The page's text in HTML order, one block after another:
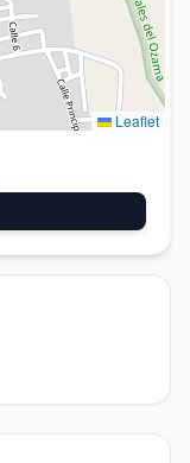
Leaflet